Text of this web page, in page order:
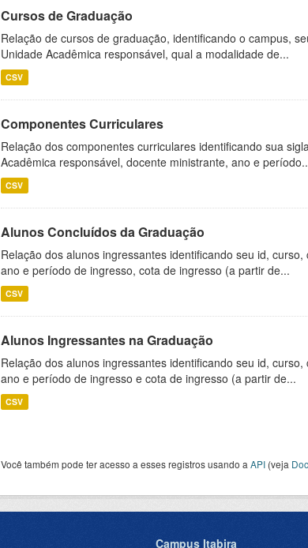
Cursos de Graduação
Relação de cursos de graduação, identificando o campus,
Unidade Acadêmica responsável, qual a modalidade de...
CSV
Componentes Curriculares
Relação dos componentes curriculares identificando sua
Acadêmica responsável, docente ministrante, ano e
CSV
Alunos Concluídos da Graduação
Relação dos alunos ingressantes identificando seu id,
ano e período de ingresso, cota de ingresso (a partir de...
CSV
Alunos Ingressantes na Graduação
Relação dos alunos ingressantes identificando seu id,
ano e período de ingresso e cota de ingresso (a partir de...
CSV
Você também pode ter acesso a esses registros usando a API (veja
Campus Itabira